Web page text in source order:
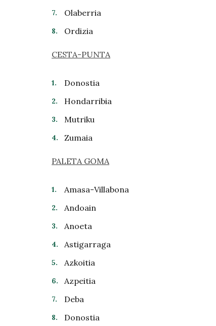
Olaberria
Ordizia
CESTA-PUNTA
Donostia
Hondarribia
Mutriku
Zumaia
PALETA GOMA
Amasa-Villabona
Andoain
Anoeta
Astigarraga
Azkoitia
Azpeitia
Deba
Donostia